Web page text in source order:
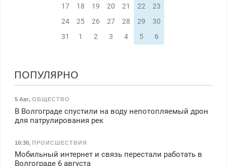
17
18 19 20 21 22
23
24
25 26 27 28 29
30
31
1 2 3 4 5 6
ПОПУЛЯРНО
5 Авг, ОБЩЕСТВО
В Волгограде спустили на воду непотопляемый дрон
для патрулирования рек
10:30, ПРОИСШЕСТВИЯ
Мобильный интернет и связь перестали работать в
Волгограде 6 августа